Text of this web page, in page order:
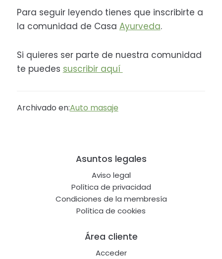
Para seguir leyendo tienes que inscribirte a
la comunidad de Casa Ayurveda.
Si quieres ser parte de nuestra comunidad
te puedes suscribir aquí
Archivado en:Auto masaje
Asuntos legales
Aviso legal
Política de privacidad
Condiciones de la membresía
Política de cookies
Área cliente
Acceder